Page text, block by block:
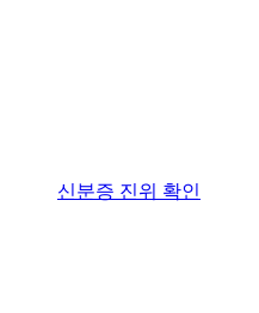
신분증 진위 확인